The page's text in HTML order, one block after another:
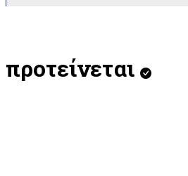
προτείνεται